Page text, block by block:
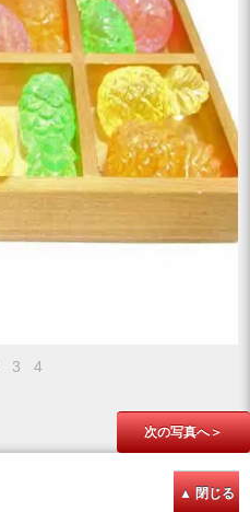
3 4
次の写真へ＞